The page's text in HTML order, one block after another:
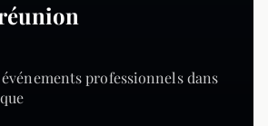
professionnels dans